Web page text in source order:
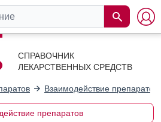
СПРАВОЧНИК
ЛЕКАРСТВЕННЫХ СРЕДСТВ
Взаимодействие препаратов
препаратов